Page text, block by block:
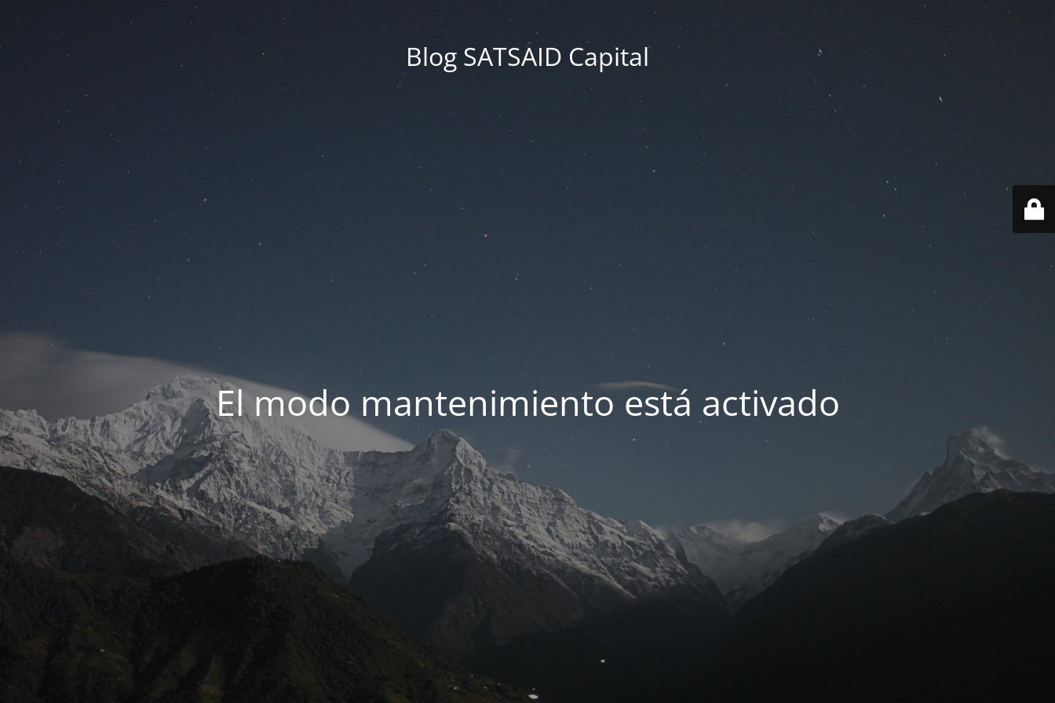
Blog SATSAID Capital
El modo mantenimiento está activado